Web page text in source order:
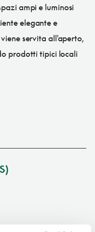
ampi e luminosi
elegante e
servita all'aperto,
prodotti tipici locali